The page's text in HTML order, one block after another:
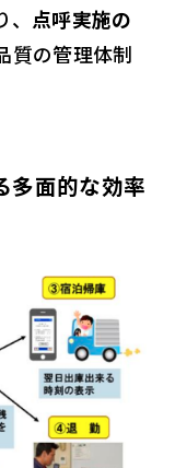
点呼実施の
質の管理体制
多面的な効率